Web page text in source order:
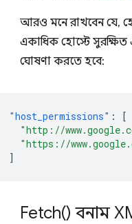
আরও মনে রাখবেন যে,
একাধিক হোস্টে
ঘোষণা করতে হবে:
"host_permissions" :
[
"http://
"https://
]
Fetch() বনাম